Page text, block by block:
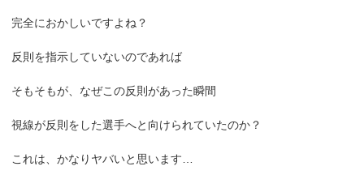
完全におかしいですよね？
反則を指示していないのであれば
そもそもが、なぜこの反則があった瞬間
視線が反則をした選手へと向けられていたのか？
これは、かなりヤバいと思います…